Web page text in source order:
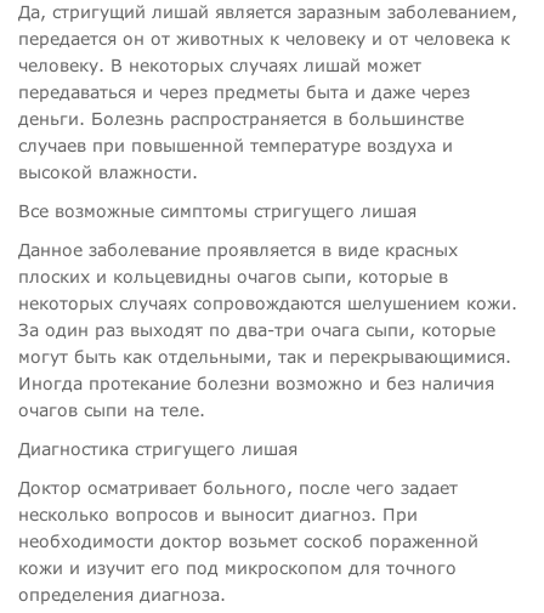
Да, стригущий лишай является заразным заболеванием,
передается он от животных к человеку и от человека к
человеку. В некоторых случаях лишай может
передаваться и через предметы быта и даже через
деньги. Болезнь распространяется в большинстве
случаев при повышенной температуре воздуха и
высокой влажности.
Все возможные симптомы стригущего лишая
Данное заболевание проявляется в виде красных
плоских и кольцевидны очагов сыпи, которые в
некоторых случаях сопровождаются шелушением кожи.
За один раз выходят по два-три очага сыпи, которые
могут быть как отдельными, так и перекрывающимися.
Иногда протекание болезни возможно и без наличия
очагов сыпи на теле.
Диагностика стригущего лишая
Доктор осматривает больного, после чего задает
несколько вопросов и выносит диагноз. При
необходимости доктор возьмет соскоб пораженной
кожи и изучит его под микроскопом для точного
определения диагноза.